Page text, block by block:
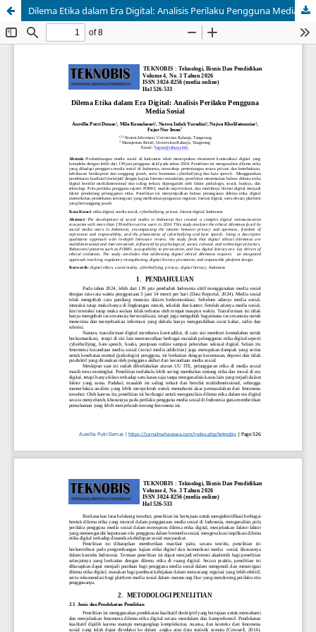
Dilema Etika dalam Era Digital: Analisis Perilaku Pengguna Media Sosial